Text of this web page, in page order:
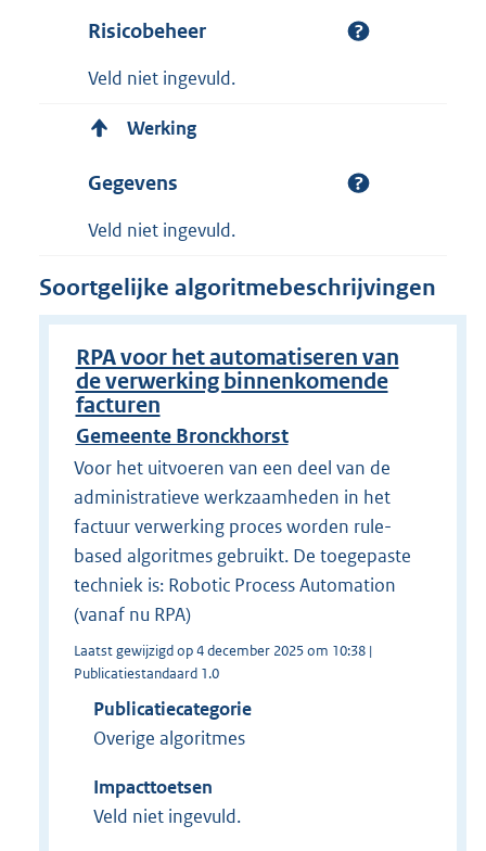
Risicobeheer
Veld niet ingevuld.
Werking
Gegevens
Veld niet ingevuld.
Soortgelijke algoritmebeschrijvingen
RPA voor het automatiseren van
de verwerking binnenkomende
facturen
Gemeente Bronckhorst
Voor het uitvoeren van een deel van de
administratieve werkzaamheden in het
factuur verwerking proces worden rule-
based algoritmes gebruikt. De toegepaste
techniek is: Robotic Process Automation
(vanaf nu RPA)
Laatst gewijzigd op 4 december 2025 om 10:38 |
Publicatiestandaard 1.0
Publicatiecategorie
Overige algoritmes
Impacttoetsen
Veld niet ingevuld.